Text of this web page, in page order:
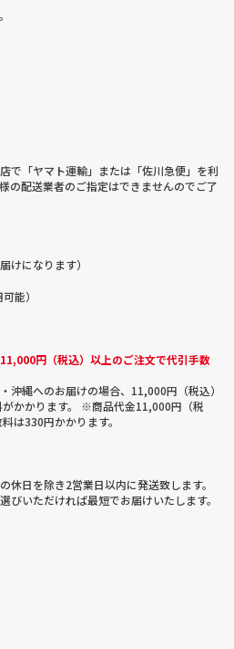
で「ヤマト運輸」または「佐川急便」を利
の配送業者のご指定はできませんのでご了
けになります）
能）
円（税込）以上のご注文で代引手数
沖縄へのお届けの場合、11,000円（税込）
かかります。 ※商品代金11,000円（税
は330円かかります。
休日を除き2営業日以内に発送致します。
びいただければ最短でお届けいたします。